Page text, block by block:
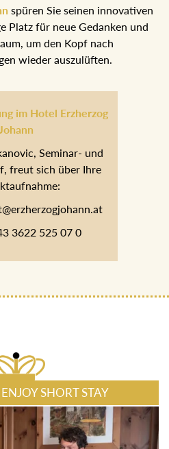
spüren Sie seinen innovativen
Platz für neue Gedanken und
um den Kopf nach
wieder auszulüften.
im Hotel Erzherzog
Johann
Seminar- und
freut sich über Ihre
3622 525 07 0
SHORT STAY